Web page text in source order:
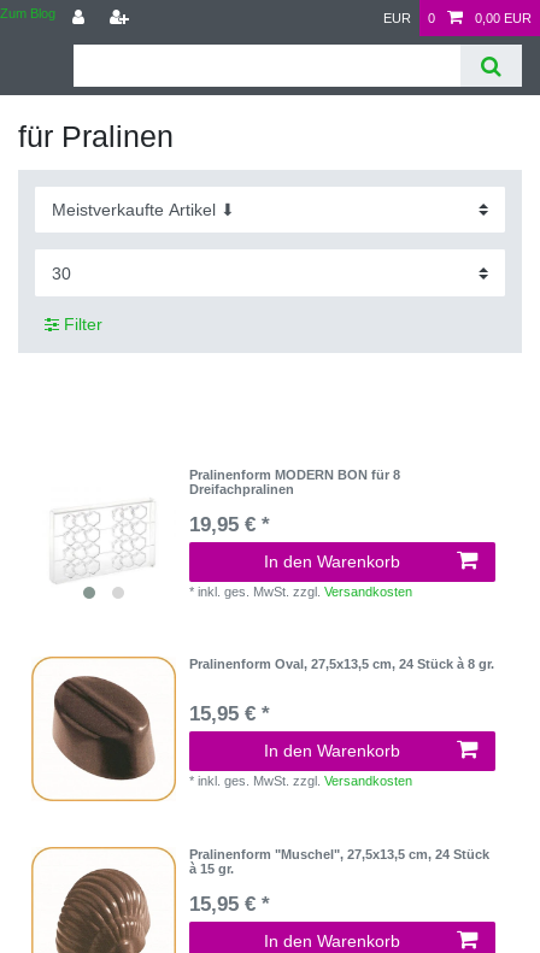
Zum Blog EUR 0 0,00 EUR
für Pralinen
Filter
Pralinenform MODERN BON für 8
Dreifachpralinen
19,95 € *
In den Warenkorb
*inkl. ges. MwSt. zzgl.Versandkosten
Pralinenform Oval, 27,5x13,5 cm, 24 Stück à 8 gr.
15,95 € *
In den Warenkorb
*inkl. ges. MwSt. zzgl.Versandkosten
Pralinenform "Muschel", 27,5x13,5 cm, 24 Stück
à 15 gr.
15,95 € *
In den Warenkorb